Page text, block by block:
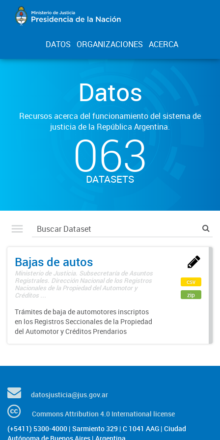
DATOS ORGANIZACIONES ACERCA
Datos
Recursos acerca del funcionamiento del sistema de
justicia de la República Argentina.
063
DATASETS
Bajas de autos
Ministerio de Justicia. Subsecretaría de Asuntos
Registrales. Dirección Nacional de los Registros
Nacionales de la Propiedad del Automotor y
Créditos ...
Trámites de baja de automotores inscriptos
en los Registros Seccionales de la Propiedad
del Automotor y Créditos Prendarios
csv
zip
datosjusticia@jus.gov.ar
Commons Attribution 4.0 International license
(+5411) 5300-4000 | Sarmiento 329 | C 1041 AAG | Ciudad